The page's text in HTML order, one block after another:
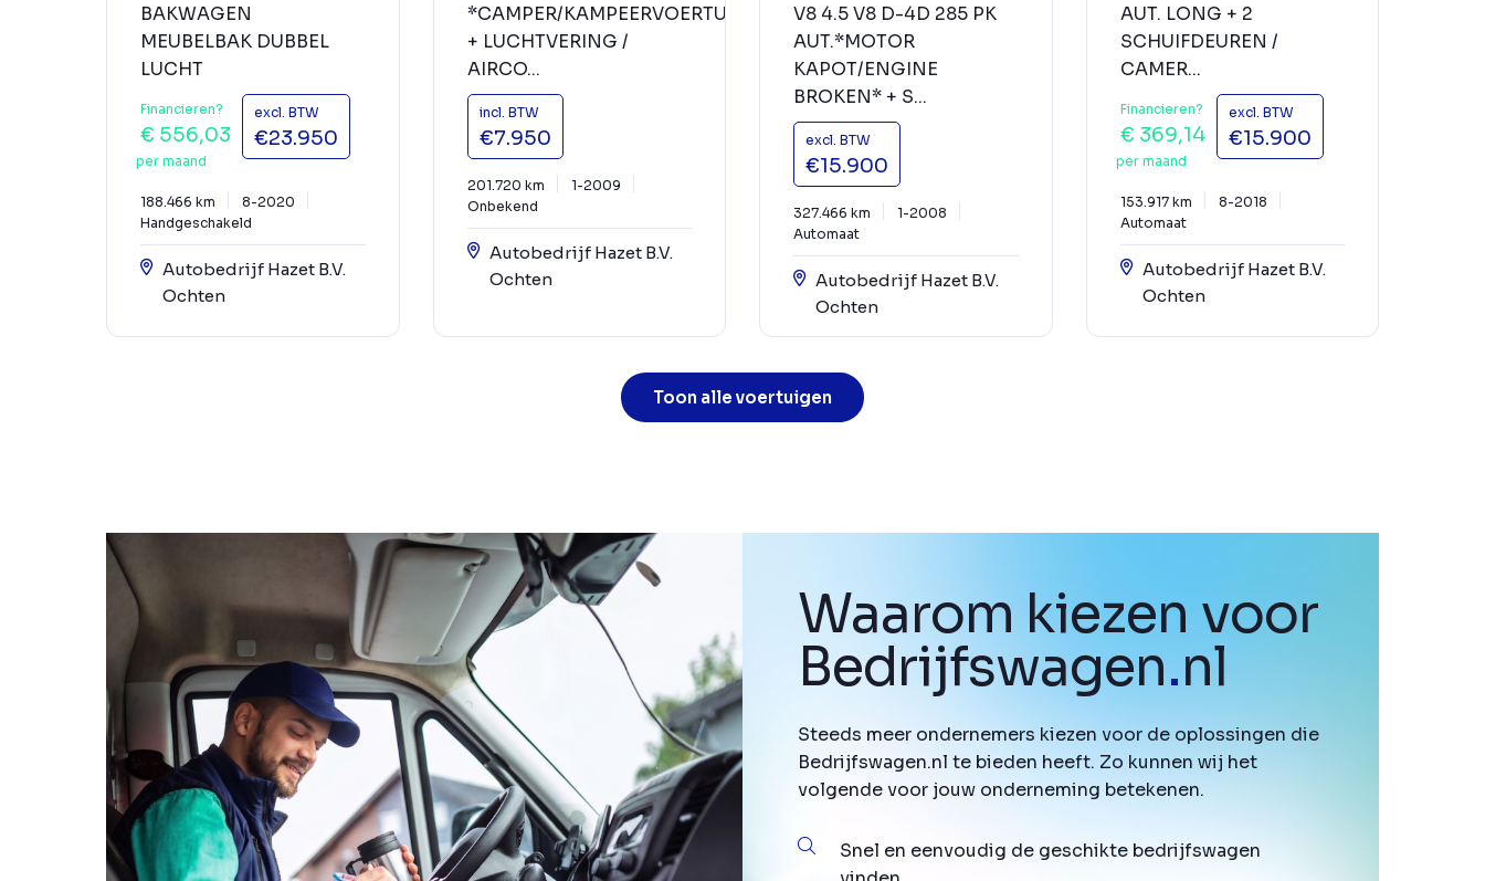
BAKWAGEN
MEUBELBAK DUBBEL
LUCHT
Financieren?
€ 556,03
per maand
excl. BTW
€23.950
188.466 km
8-2020
Handgeschakeld
Autobedrijf Hazet B.V.
Ochten
*CAMPER/KAMPEERVOERTUIG*
+ LUCHTVERING /
AIRCO...
incl. BTW
€7.950
201.720 km
1-2009
Onbekend
Autobedrijf Hazet B.V.
Ochten
V8 4.5 V8 D-4D 285 PK
AUT.*MOTOR
KAPOT/ENGINE
BROKEN* + S...
excl. BTW
€15.900
327.466 km
1-2008
Automaat
Autobedrijf Hazet B.V.
Ochten
AUT. LONG + 2
SCHUIFDEUREN /
CAMER...
Financieren?
€ 369,14
per maand
excl. BTW
€15.900
153.917 km
8-2018
Automaat
Autobedrijf Hazet B.V.
Ochten
Toon alle voertuigen
Waarom kiezen voor
Bedrijfswagen.nl
Steeds meer ondernemers kiezen voor de oplossingen die
Bedrijfswagen.nl te bieden heeft. Zo kunnen wij het
volgende voor jouw onderneming betekenen.
Snel en eenvoudig de geschikte bedrijfswagen